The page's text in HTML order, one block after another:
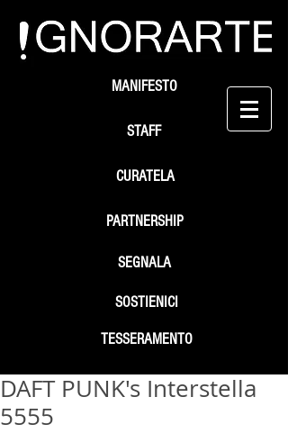
STAFF
SEGNALA
SOSTIENICI
MANIFESTO
PARTNERSHIP
TESSERAMENTO
CURATELA
DAFT PUNK's Interstella
5555